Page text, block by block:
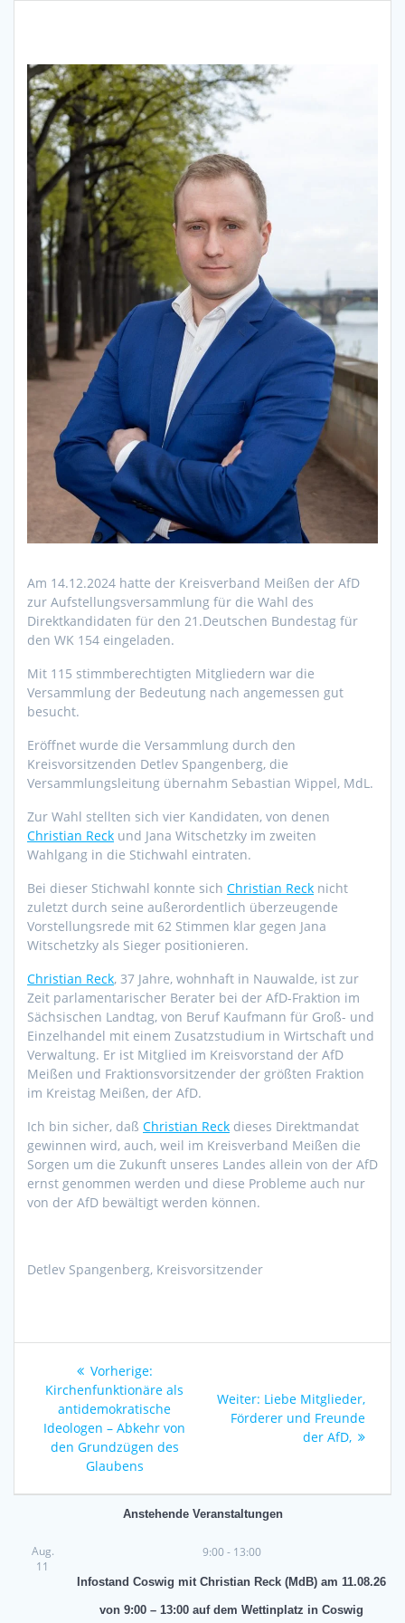
Am 14.12.2024 hatte der Kreisverband Meißen der AfD
zur Aufstellungsversammlung für die Wahl des
Direktkandidaten für den 21.Deutschen Bundestag für
den WK 154 eingeladen.
Mit 115 stimmberechtigten Mitgliedern war die
Versammlung der Bedeutung nach angemessen gut
besucht.
Eröffnet wurde die Versammlung durch den
Kreisvorsitzenden Detlev Spangenberg, die
Versammlungsleitung übernahm Sebastian Wippel, MdL.
Zur Wahl stellten sich vier Kandidaten, von denen
Christian Reck und Jana Witschetzky im zweiten
Wahlgang in die Stichwahl eintraten.
Bei dieser Stichwahl konnte sich Christian Reck nicht
zuletzt durch seine außerordentlich überzeugende
Vorstellungsrede mit 62 Stimmen klar gegen Jana
Witschetzky als Sieger positionieren.
Christian Reck, 37 Jahre, wohnhaft in Nauwalde, ist zur
Zeit parlamentarischer Berater bei der AfD-Fraktion im
Sächsischen Landtag, von Beruf Kaufmann für Groß- und
Einzelhandel mit einem Zusatzstudium in Wirtschaft und
Verwaltung. Er ist Mitglied im Kreisvorstand der AfD
Meißen und Fraktionsvorsitzender der größten Fraktion
im Kreistag Meißen, der AfD.
Ich bin sicher, daß Christian Reck dieses Direktmandat
gewinnen wird, auch, weil im Kreisverband Meißen die
Sorgen um die Zukunft unseres Landes allein von der AfD
ernst genommen werden und diese Probleme auch nur
von der AfD bewältigt werden können.
Detlev Spangenberg, Kreisvorsitzender
Beitragsnavigation
Vorherige:Vorheriger
Beitrag:
Kirchenfunktionäre als
antidemokratische
Ideologen – Abkehr von
den Grundzügen des
Glaubens
Weiter: Nächster
Beitrag:
Liebe Mitglieder,
Förderer und Freunde
der AfD,
Anstehende Veranstaltungen
Aug.
11
9:00- 13:00
Infostand Coswig mit Christian Reck (MdB) am 11.08.26
von 9:00 – 13:00 auf dem Wettinplatz in Coswig